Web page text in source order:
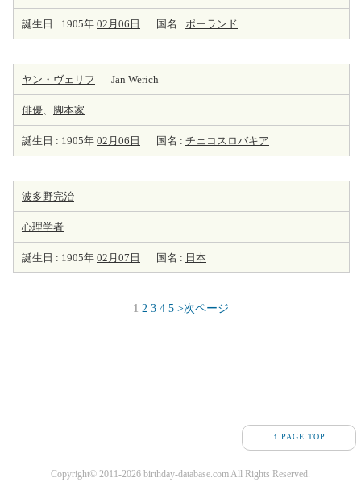
誕生日 : 1905年 02月06日 国名 : ポーランド
ヤン・ヴェリフ Jan Werich
俳優、 脚本家
誕生日 : 1905年 02月06日 国名 : チェコスロバキア
波多野完治
心理学者
誕生日 : 1905年 02月07日 国名 : 日本
1 2 3 4 5 >次ページ
↑ PAGE TOP
Copyright© 2011-2026 birthday-database.com All Rights Reserved.